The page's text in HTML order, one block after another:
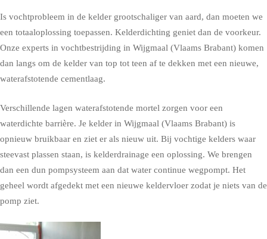
Is vochtprobleem in de kelder grootschaliger van aard, dan moeten we
een totaaloplossing toepassen. Kelderdichting geniet dan de voorkeur.
Onze experts in vochtbestrijding in Wijgmaal (Vlaams Brabant) komen
dan langs om de kelder van top tot teen af te dekken met een nieuwe,
waterafstotende cementlaag.
Verschillende lagen waterafstotende mortel zorgen voor een
waterdichte barrière. Je kelder in Wijgmaal (Vlaams Brabant) is
opnieuw bruikbaar en ziet er als nieuw uit. Bij vochtige kelders waar
steevast plassen staan, is kelderdrainage een oplossing. We brengen
dan een dun pompsysteem aan dat water continue wegpompt. Het
geheel wordt afgedekt met een nieuwe keldervloer zodat je niets van de
pomp ziet.